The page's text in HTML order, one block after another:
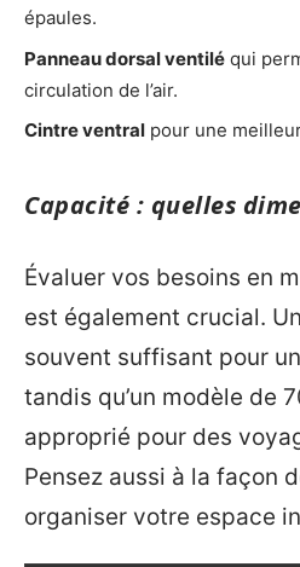
épaules.
Panneau dorsal ventilé qui
circulation de l’air.
Cintre ventral pour une
Capacité : quelles
Évaluer vos besoins en
est également crucial.
souvent suffisant pour
tandis qu’un modèle de
approprié pour des
Pensez aussi à la façon
organiser votre espace